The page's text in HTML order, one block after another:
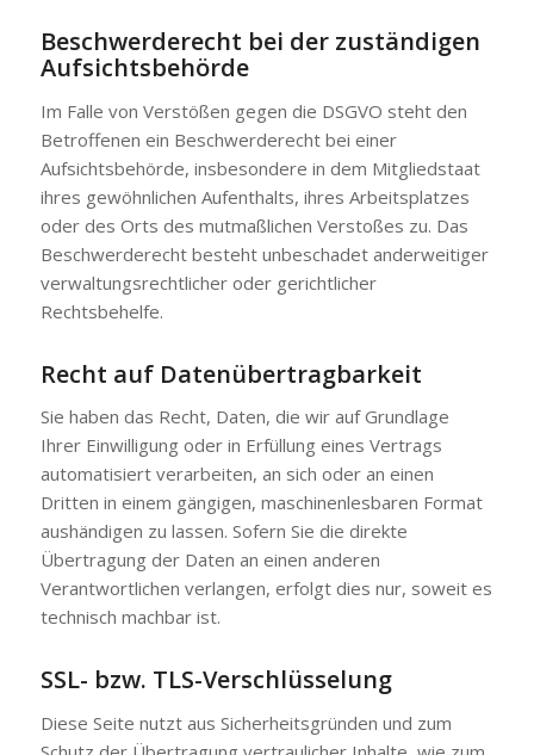
Beschwerderecht bei der zuständigen
Aufsichtsbehörde
Im Falle von Verstößen gegen die DSGVO steht den
Betroffenen ein Beschwerderecht bei einer
Aufsichtsbehörde, insbesondere in dem Mitgliedstaat
ihres gewöhnlichen Aufenthalts, ihres Arbeitsplatzes
oder des Orts des mutmaßlichen Verstoßes zu. Das
Beschwerderecht besteht unbeschadet anderweitiger
verwaltungsrechtlicher oder gerichtlicher
Rechtsbehelfe.
Recht auf Datenübertragbarkeit
Sie haben das Recht, Daten, die wir auf Grundlage
Ihrer Einwilligung oder in Erfüllung eines Vertrags
automatisiert verarbeiten, an sich oder an einen
Dritten in einem gängigen, maschinenlesbaren Format
aushändigen zu lassen. Sofern Sie die direkte
Übertragung der Daten an einen anderen
Verantwortlichen verlangen, erfolgt dies nur, soweit es
technisch machbar ist.
SSL- bzw. TLS-Verschlüsselung
Diese Seite nutzt aus Sicherheitsgründen und zum